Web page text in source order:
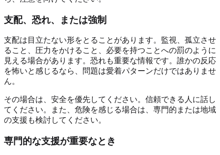
支配、恐れ、または強制
支配は目立たない形をとることがあります。監視、孤立させ
ること、圧力をかけること、必要を持つことへの罰のように
見える場合があります。恐れも重要な情報です。誰かの反応
を怖いと感じるなら、問題は愛着パターンだけではありませ
ん。
その場合は、安全を優先してください。信頼できる人に話し
てください。また、危険を感じる場合は、専門的または地域
の支援も検討してください。
専門的な支援が重要なとき